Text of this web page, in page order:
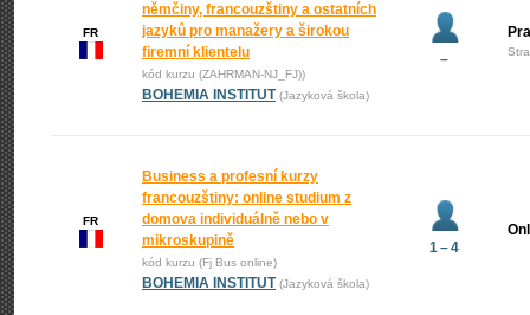
FR
němčiny, francouzštiny a ostatních
jazyků pro manažery a širokou
firemní klientelu
kód kurzu (ZAHRMAN-NJ_FJ))
BOHEMIA INSTITUT (Jazyková škola)
–
FR
Business a profesní kurzy
francouzštiny: online studium z
domova individuálně nebo v
mikroskupině
kód kurzu (Fj Bus online)
BOHEMIA INSTITUT (Jazyková škola)
1 – 4